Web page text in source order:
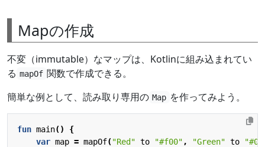
Mapの作成
不変（immutable）なマップは、Kotlinに組み込まれてい
る mapOf 関数で作成できる。
簡単な例として、読み取り専用の Map を作ってみよう。
fun main()
{
var map = mapOf("Red" to "#f00" , "Green" to